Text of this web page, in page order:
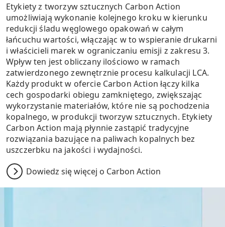
Etykiety z tworzyw sztucznych Carbon Action
umożliwiają wykonanie kolejnego kroku w kierunku
redukcji śladu węglowego opakowań w całym
łańcuchu wartości, włączając w to wspieranie drukarni
i właścicieli marek w ograniczaniu emisji z zakresu 3.
Wpływ ten jest obliczany ilościowo w ramach
zatwierdzonego zewnętrznie procesu kalkulacji LCA.
Każdy produkt w ofercie Carbon Action łączy kilka
cech gospodarki obiegu zamkniętego, zwiększając
wykorzystanie materiałów, które nie są pochodzenia
kopalnego, w produkcji tworzyw sztucznych. Etykiety
Carbon Action mają płynnie zastąpić tradycyjne
rozwiązania bazujące na paliwach kopalnych bez
uszczerbku na jakości i wydajności.
Dowiedz się więcej o Carbon Action